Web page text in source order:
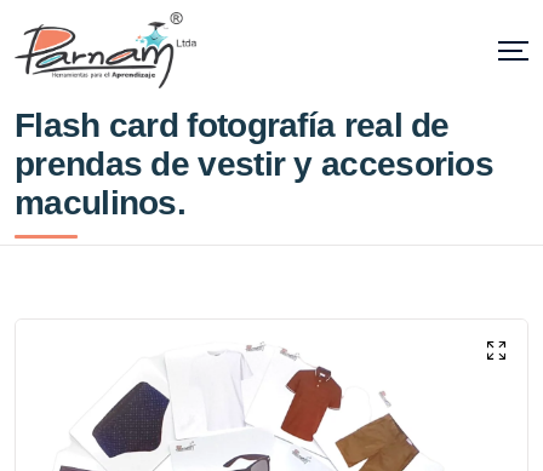
Flash card fotografía real de
prendas de vestir y accesorios
maculinos.